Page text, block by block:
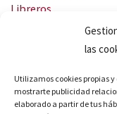
las
Utilizamos cookies propias
mostrarte publicidad
elaborado a partir de tus
Libreros
Servicio Landingweb
Crea tu audiobook